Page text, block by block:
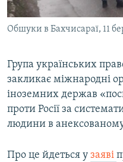
ІНФОГРАФІКА
ДОЛУЧАЙСЯ!
Усі сайти RFE/RL
Обшуки в Бахчисараї, 11
Група українських
закликає міжнародні
іноземних держав
проти Росії за
людини в
Про це йдеться у заяві